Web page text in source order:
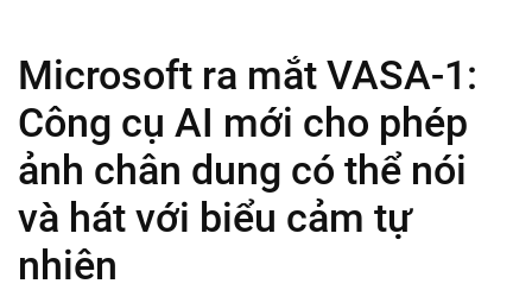
Microsoft ra mắt VASA-1:
Công cụ AI mới cho phép
ảnh chân dung có thể nói
và hát với biểu cảm tự
nhiên